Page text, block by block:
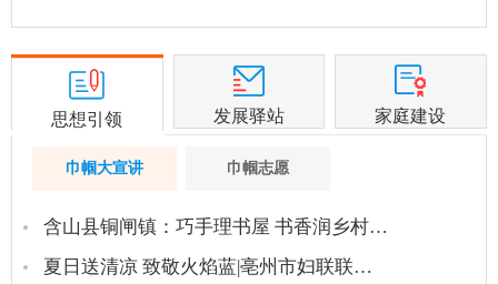
思想引领 发展驿站 家庭建设
巾帼大宣讲 巾帼志愿
含山县铜闸镇：巧手理书屋 书香润乡村…
夏日送清凉 致敬火焰蓝|亳州市妇联联…